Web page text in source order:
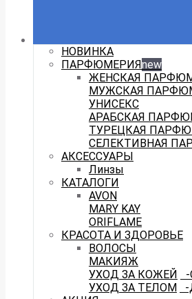
НОВИНКА
ПАРФЮМЕРИЯnew
ЖЕНСКАЯ
МУЖСКАЯ
УНИСЕКС
АРАБСКАЯ
ТУРЕЦКАЯ
СЕЛЕКТИВНАЯ
АКСЕССУАРЫ
Линзы
КАТАЛОГИ
AVON
MARY KAY
ORIFLAME
КРАСОТА И ЗДОРОВЬЕ
ВОЛОСЫ
МАКИЯЖ
УХОД ЗА КОЖЕЙ
УХОД ЗА ТЕЛОМ